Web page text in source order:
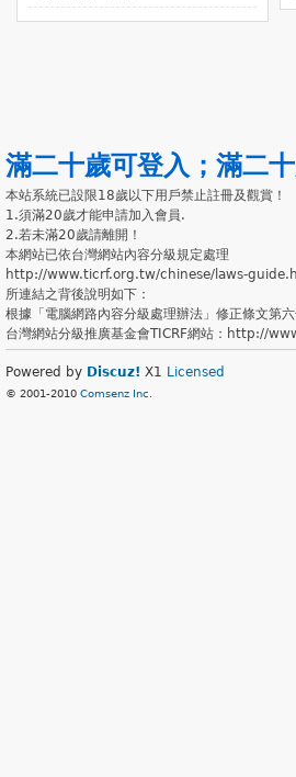
滿二十歲可登入 ； 滿二
本站系統已設限18歲以下用戶禁止註冊及觀賞！
1.須滿20歲才能申請加入會員.
2.若未滿20歲請離開！
本網站已依台灣網站內容分級規定處理
http://www.ticrf.org.tw/chinese/laws-
所連結之背後說明如下：
根據「電腦網路內容分級處理辦法」修正條文第
台灣網站分級推廣基金會TICRF網站：http://
Powered by Discuz! X1 Licensed
© 2001-2010 Comsenz Inc.